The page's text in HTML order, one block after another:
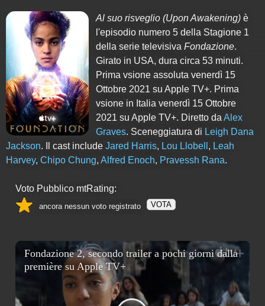
Al suo risveglio (Upon Awakening) è
l'episodio numero5 della Stagione 1
della serie televisivaFondazione.
Girato in USA, dura circa 53 minuti.
Prima vsione assoluta venerdì 15
Ottobre 2021 su Apple TV+. Prima
vsione in Italia venerdì 15 Ottobre
2021 su Apple TV+. Diretto daAlex
Graves. Sceneggiatura di Leigh Dana
Jackson. Il cast include Jared Harris, Lou Llobell , Leah
Harvey, Chipo Chung, Alfred Enoch, Pravessh Rana.
Voto Pubblico mtRating:
ancora nessun voto registrato VOTA